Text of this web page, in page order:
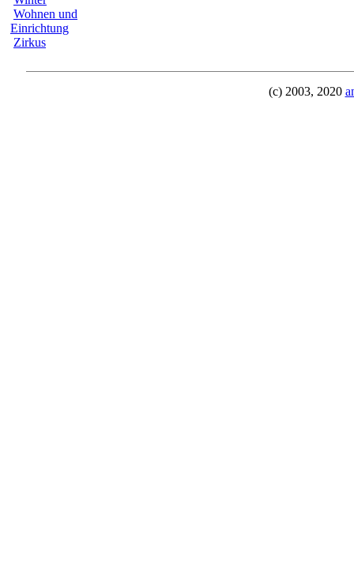
Wohnen und
Einrichtung
Zirkus
(c) 2003, 2020